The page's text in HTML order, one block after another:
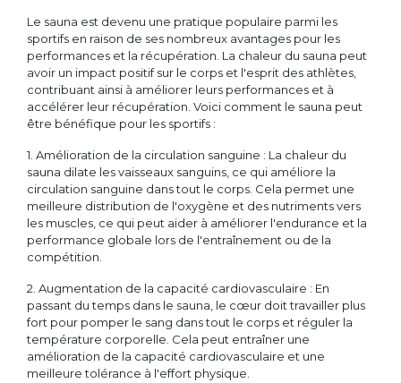
Le sauna est devenu une pratique populaire parmi les
sportifs en raison de ses nombreux avantages pour les
performances et la récupération. La chaleur du sauna peut
avoir un impact positif sur le corps et l'esprit des athlètes,
contribuant ainsi à améliorer leurs performances et à
accélérer leur récupération. Voici comment le sauna peut
être bénéfique pour les sportifs :
1. Amélioration de la circulation sanguine : La chaleur du
sauna dilate les vaisseaux sanguins, ce qui améliore la
circulation sanguine dans tout le corps. Cela permet une
meilleure distribution de l'oxygène et des nutriments vers
les muscles, ce qui peut aider à améliorer l'endurance et la
performance globale lors de l'entraînement ou de la
compétition.
2. Augmentation de la capacité cardiovasculaire : En
passant du temps dans le sauna, le cœur doit travailler plus
fort pour pomper le sang dans tout le corps et réguler la
température corporelle. Cela peut entraîner une
amélioration de la capacité cardiovasculaire et une
meilleure tolérance à l'effort physique.